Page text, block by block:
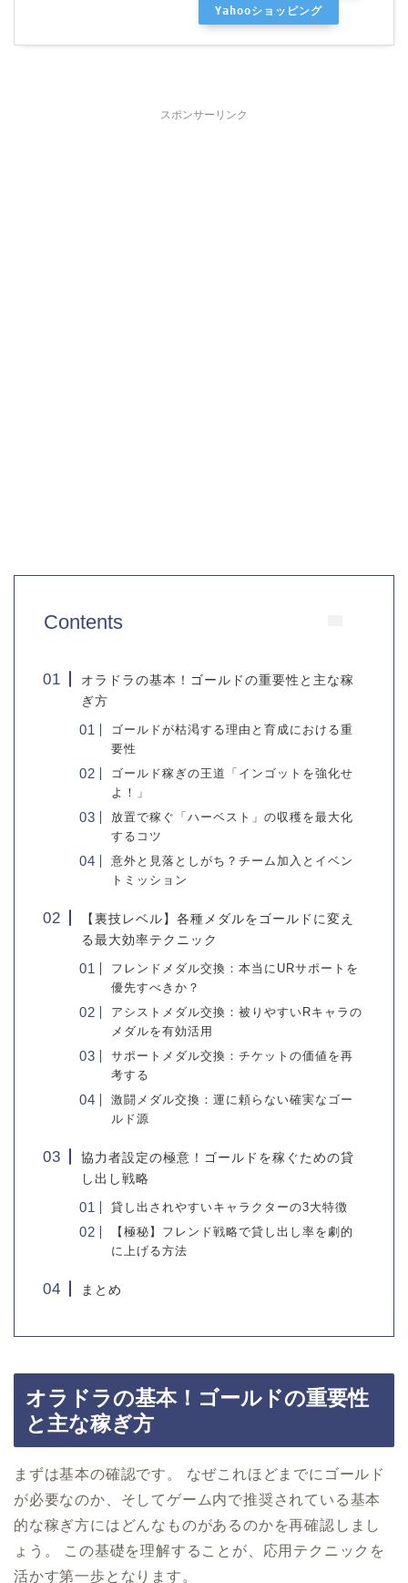
Yahooショッピング
スポンサーリンク
Contents
オラドラの基本！ゴールドの重要性と主な稼
ぎ方
ゴールドが枯渇する理由と育成における重
要性
ゴールド稼ぎの王道「インゴットを強化せ
よ！」
放置で稼ぐ「ハーベスト」の収穫を最大化
するコツ
意外と見落としがち？チーム加入とイベン
トミッション
【裏技レベル】各種メダルをゴールドに変え
る最大効率テクニック
フレンドメダル交換：本当にURサポートを
優先すべきか？
アシストメダル交換：被りやすいRキャラの
メダルを有効活用
サポートメダル交換：チケットの価値を再
考する
激闘メダル交換：運に頼らない確実なゴー
ルド源
協力者設定の極意！ゴールドを稼ぐための貸
し出し戦略
貸し出されやすいキャラクターの3大特徴
【極秘】フレンド戦略で貸し出し率を劇的
に上げる方法
まとめ
オラドラの基本！ゴールドの重要性
と主な稼ぎ方
まずは基本の確認です。 なぜこれほどまでにゴールド
が必要なのか、そしてゲーム内で推奨されている基本
的な稼ぎ方にはどんなものがあるのかを再確認しまし
ょう。 この基礎を理解することが、応用テクニックを
活かす第一歩となります。